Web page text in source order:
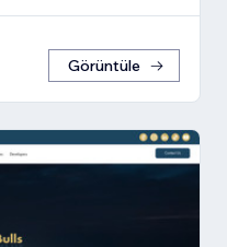
Görüntüle